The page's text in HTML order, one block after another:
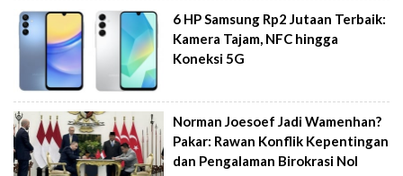
6 HP Samsung Rp2 Jutaan Terbaik:
Kamera Tajam, NFC hingga
Koneksi 5G
Norman Joesoef Jadi Wamenhan?
Pakar: Rawan Konflik Kepentingan
dan Pengalaman Birokrasi Nol